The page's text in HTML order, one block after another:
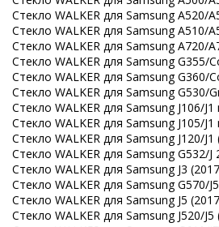
Стекло WALKER для Samsung A520/
Стекло WALKER для Samsung A510/
Стекло WALKER для Samsung A720/
Стекло WALKER для Samsung G355/
Стекло WALKER для Samsung G360/
Стекло WALKER для Samsung G530/
Стекло WALKER для Samsung J106/
Стекло WALKER для Samsung J105/J1
Стекло WALKER для Samsung J120/J1
Стекло WALKER для Samsung G532/J
Стекло WALKER для Samsung J3
Стекло WALKER для Samsung G570/
Стекло WALKER для Samsung J5
Стекло WALKER для Samsung J520/J5